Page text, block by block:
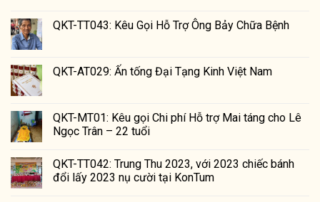
QKT-TT043: Kêu Gọi Hỗ Trợ Ông Bảy Chữa Bệnh
QKT-AT029: Ấn tống Đại Tạng Kinh Việt Nam
QKT-MT01: Kêu gọi Chi phí Hỗ trợ Mai táng cho Lê
Ngọc Trân – 22 tuổi
QKT-TT042: Trung Thu 2023, với 2023 chiếc bánh
đổi lấy 2023 nụ cười tại KonTum